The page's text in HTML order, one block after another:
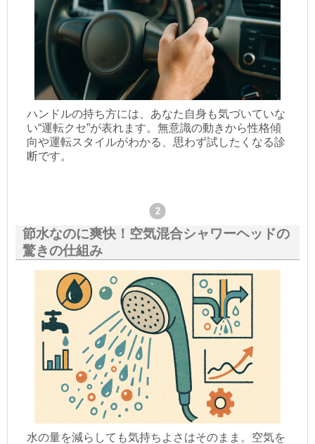
ハンドルの持ち方には、あなた自身も気づいていな
い“運転クセ”が表れます。無意識の動きから性格傾
向や運転スタイルがわかる、思わず試したくなる診
断です。
節水なのに爽快！空気混合シャワーヘッドの
驚きの仕組み
水の量を減らしても気持ちよさはそのまま。空気を